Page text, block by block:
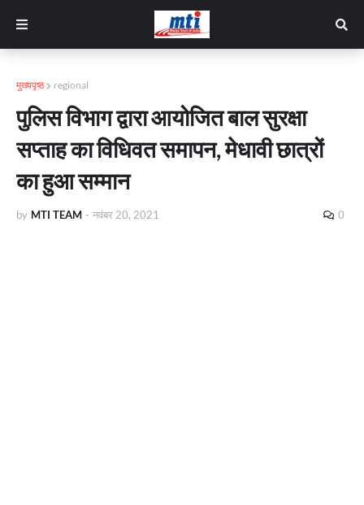
मुख्यपृष्ठ regional
पुलिस विभाग द्वारा आयोजित बाल सुरक्षा
सप्ताह का विधिवत समापन, मेधावी छात्रों
का हुआ सम्मान
by MTI TEAM - नवंबर 20, 2021 0